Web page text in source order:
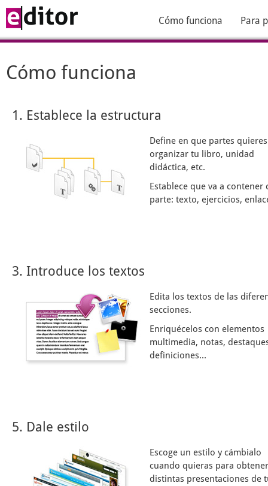
Cómo funciona Para
Cómo funciona
1. Establece la estructura
Define en que partes quieres
organizar tu libro, unidad
didáctica, etc.
Establece que va a contener
parte: texto, ejercicios,
3. Introduce los textos
Edita los textos de las
secciones.
Enriquécelos con elementos
multimedia, notas,
definiciones...
5. Dale estilo
Escoge un estilo y cámbialo
cuando quieras para obtener
distintas presentaciones de